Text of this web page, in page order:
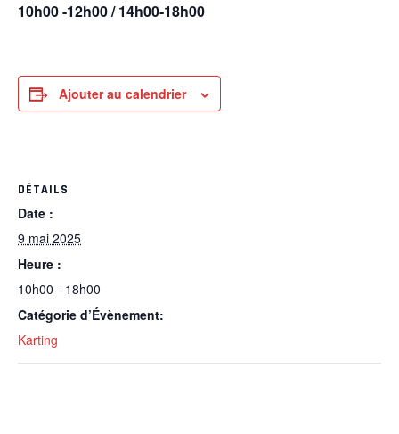
10h00 -12h00 / 14h00-18h00
Ajouter au calendrier
DÉTAILS
Date :
9 mai 2025
Heure :
10h00 - 18h00
Catégorie d’Évènement:
Karting